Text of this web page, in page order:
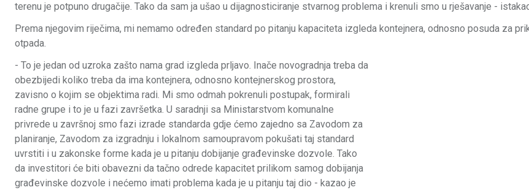
terenu je potpuno drugačije. Tako da sam ja ušao u dijagnosticiranje stvarnog problema i krenuli smo u rješavanje -
Prema njegovim riječima, mi nemamo određen standard po pitanju kapaciteta izgleda kontejnera, odnosno posuda za
otpada.
- To je jedan od uzroka zašto nama grad izgleda prljavo. Inače novogradnja treba da
obezbijedi koliko treba da ima kontejnera, odnosno kontejnerskog prostora,
zavisno o kojim se objektima radi. Mi smo odmah pokrenuli postupak, formirali
radne grupe i to je u fazi završetka. U saradnji sa Ministarstvom komunalne
privrede u završnoj smo fazi izrade standarda gdje ćemo zajedno sa Zavodom za
planiranje, Zavodom za izgradnju i lokalnom samoupravom pokušati taj standard
uvrstiti i u zakonske forme kada je u pitanju dobijanje građevinske dozvole. Tako
da investitori će biti obavezni da tačno odrede kapacitet prilikom samog dobijanja
građevinske dozvole i nećemo imati problema kada je u pitanju taj dio - kazao je